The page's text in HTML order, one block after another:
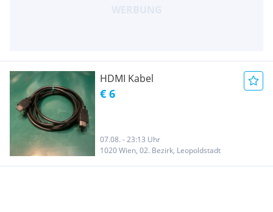
HDMI Kabel
€ 6
07.08. - 23:13 Uhr
1020 Wien, 02. Bezirk, Leopoldstadt